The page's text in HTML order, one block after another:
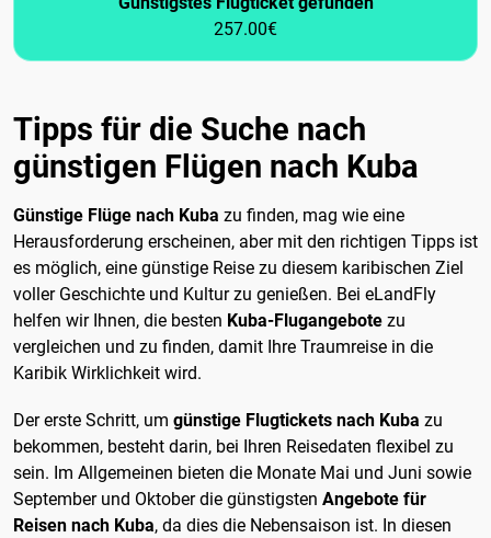
257.00€
Tipps für die Suche nach
günstigen Flügen nach Kuba
Günstige Flüge nach Kuba zu finden, mag wie eine
Herausforderung erscheinen, aber mit den richtigen Tipps ist
es möglich, eine günstige Reise zu diesem karibischen Ziel
voller Geschichte und Kultur zu genießen. Bei eLandFly
helfen wir Ihnen, die besten Kuba-Flugangebote zu
vergleichen und zu finden, damit Ihre Traumreise in die
Karibik Wirklichkeit wird.
Der erste Schritt, um günstige Flugtickets nach Kuba zu
bekommen, besteht darin, bei Ihren Reisedaten flexibel zu
sein. Im Allgemeinen bieten die Monate Mai und Juni sowie
September und Oktober die günstigsten Angebote für
Reisen nach Kuba, da dies die Nebensaison ist. In diesen